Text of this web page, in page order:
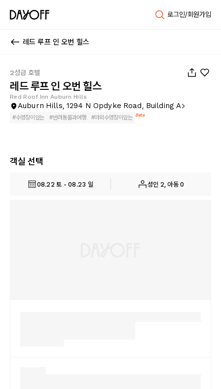
로그인/회원가입
레드 루프 인 오번 힐스
2성급 호텔
레드 루프 인 오번 힐스
Red Roof Inn Auburn Hills
Auburn Hills, 1294 N Opdyke Road, Building A
#수영장이있는 #반려동물과여행 #야외수영장이있는 Beta
객실 선택
08.22 토 - 08.23 일 성인 2, 아동 0